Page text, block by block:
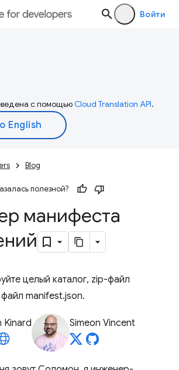
Войти
с помощьюCloud Translation API.
Blog
полезной?
манифеста
целый каталог, zip-файл
manifest.json.
Kinard Simeon Vincent